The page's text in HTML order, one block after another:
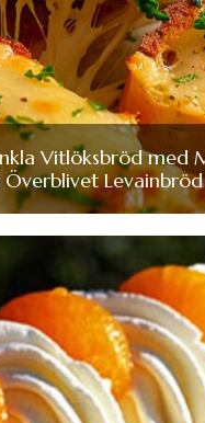
Vitlöksbröd med
Överblivet Levainbröd